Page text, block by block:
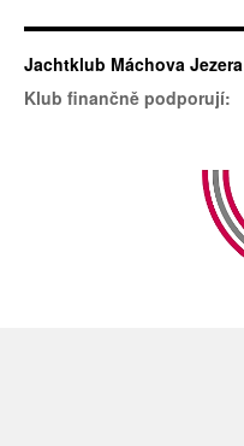
Jachtklub Máchova Jezera
Klub finančně podporují: